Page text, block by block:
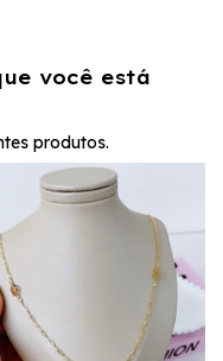
você está
produtos.